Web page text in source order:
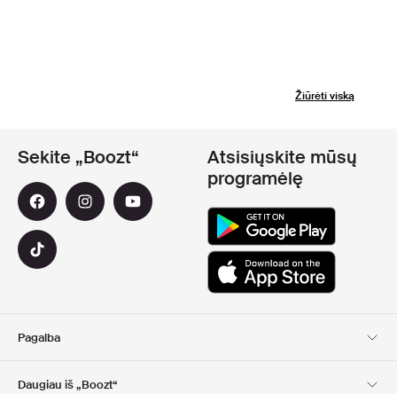
Žiūrėti viską
Pagalba
Daugiau iš „Boozt“
Sekite „Boozt“
Atsisiųskite mūsų
programėlę